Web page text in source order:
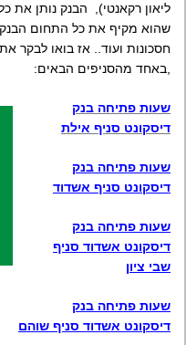
ליאון רקאנטי), הבנק נותן את
שהוא מקיף את כל התחום
חסכונות ועוד.. אז בואו לבקר
,באחד מהסניפים הבאים:
שעות פתיחה בנק
דיסקונט סניף אילת
שעות פתיחה בנק
דיסקונט סניף אשדוד
שעות פתיחה בנק
דיסקונט אשדוד סניף
שבי ציון
שעות פתיחה בנק
דיסקונט אשדוד סניף שוהם